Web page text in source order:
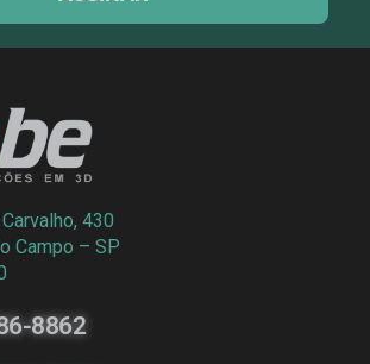
430
Campo – SP
8862